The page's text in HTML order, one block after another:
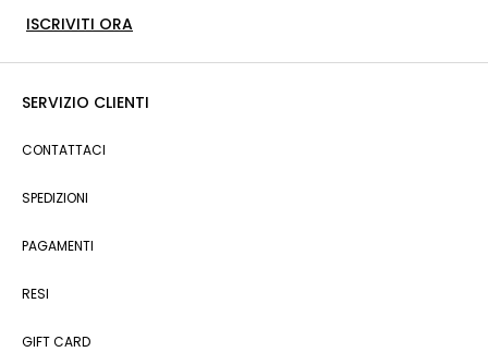
ISCRIVITI ORA
SERVIZIO CLIENTI
CONTATTACI
SPEDIZIONI
PAGAMENTI
RESI
GIFT CARD